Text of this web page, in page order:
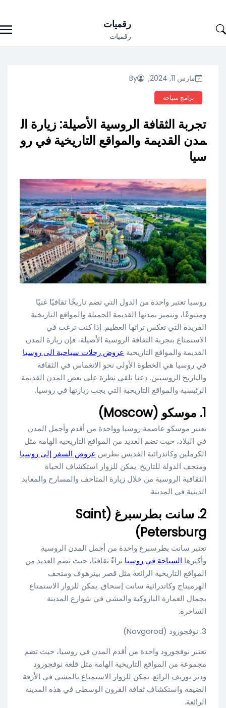
to
رقميات
رقميات
مارس 11, 2024, By
برامج سياحة
تجربة الثقافة الروسية الأصيلة: زيارة ال
مدن القديمة والمواقع التاريخية في رو
سيا
روسيا تعتبر واحدة من الدول التي تضم تاريخًا ثقافيًا غنيًا
ومتنوعًا، وتتميز بمدنها القديمة الجميلة والمواقع التاريخية
الفريدة التي تعكس تراثها العظيم. إذا كنت ترغب في
الاستمتاع بتجربة الثقافة الروسية الأصيلة، فإن زيارة المدن
القديمة والمواقع التاريخية عروض رحلات سياحية الى روسيا
في روسيا هي الخطوة الأولى نحو الانغماس في الثقافة
والتاريخ الروسيين. دعنا نلقي نظرة على بعض المدن القديمة
الرئيسية والمواقع التاريخية التي يجب زيارتها في روسيا.
1. موسكو (Moscow)
تعتبر موسكو عاصمة روسيا وواحدة من أقدم وأجمل المدن
في البلاد، حيث تضم العديد من المواقع التاريخية الهامة مثل
الكرملين وكاتدرائية القديس بطرس عروض السفر إلى روسيا
ومتحف الدولة للتاريخ. يمكن للزوار استكشاف الحياة
الثقافية الروسية من خلال زيارة المتاحف والمسارح والمعابد
الدينية في المدينة.
2. سانت بطرسبرغ (Saint
Petersburg)
تعتبر سانت بطرسبرغ واحدة من أجمل المدن الروسية
وأكثرها السياحة في روسيا ثراءً ثقافيًا، حيث تضم العديد من
المواقع التاريخية الرائعة مثل قصر بيترهوف ومتحف
الهرميتاج وكاتدرائية سانت إسحاق. يمكن للزوار الاستمتاع
بجمال العمارة الباروكية والمشي في شوارع المدينة
الساحرة.
3. نوفجورود (Novgorod)
تعتبر نوفجورود واحدة من أقدم المدن في روسيا، حيث تضم
مجموعة من المواقع التاريخية الهامة مثل قلعة نوفجورود
ودير يوريف الرائع. يمكن للزوار الاستمتاع بالمشي في الأزقة
الضيقة واستكشاف ثقافة القرون الوسطى في هذه المدينة
الرائعة.